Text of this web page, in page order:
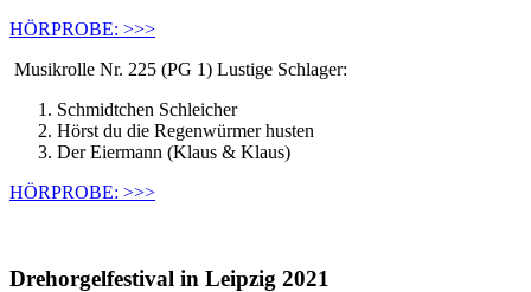
HÖRPROBE: >>>
Musikrolle Nr. 225 (PG 1) Lustige Schlager:
Schmidtchen Schleicher
Hörst du die Regenwürmer husten
Der Eiermann (Klaus & Klaus)
HÖRPROBE: >>>
Drehorgelfestival in Leipzig 2021